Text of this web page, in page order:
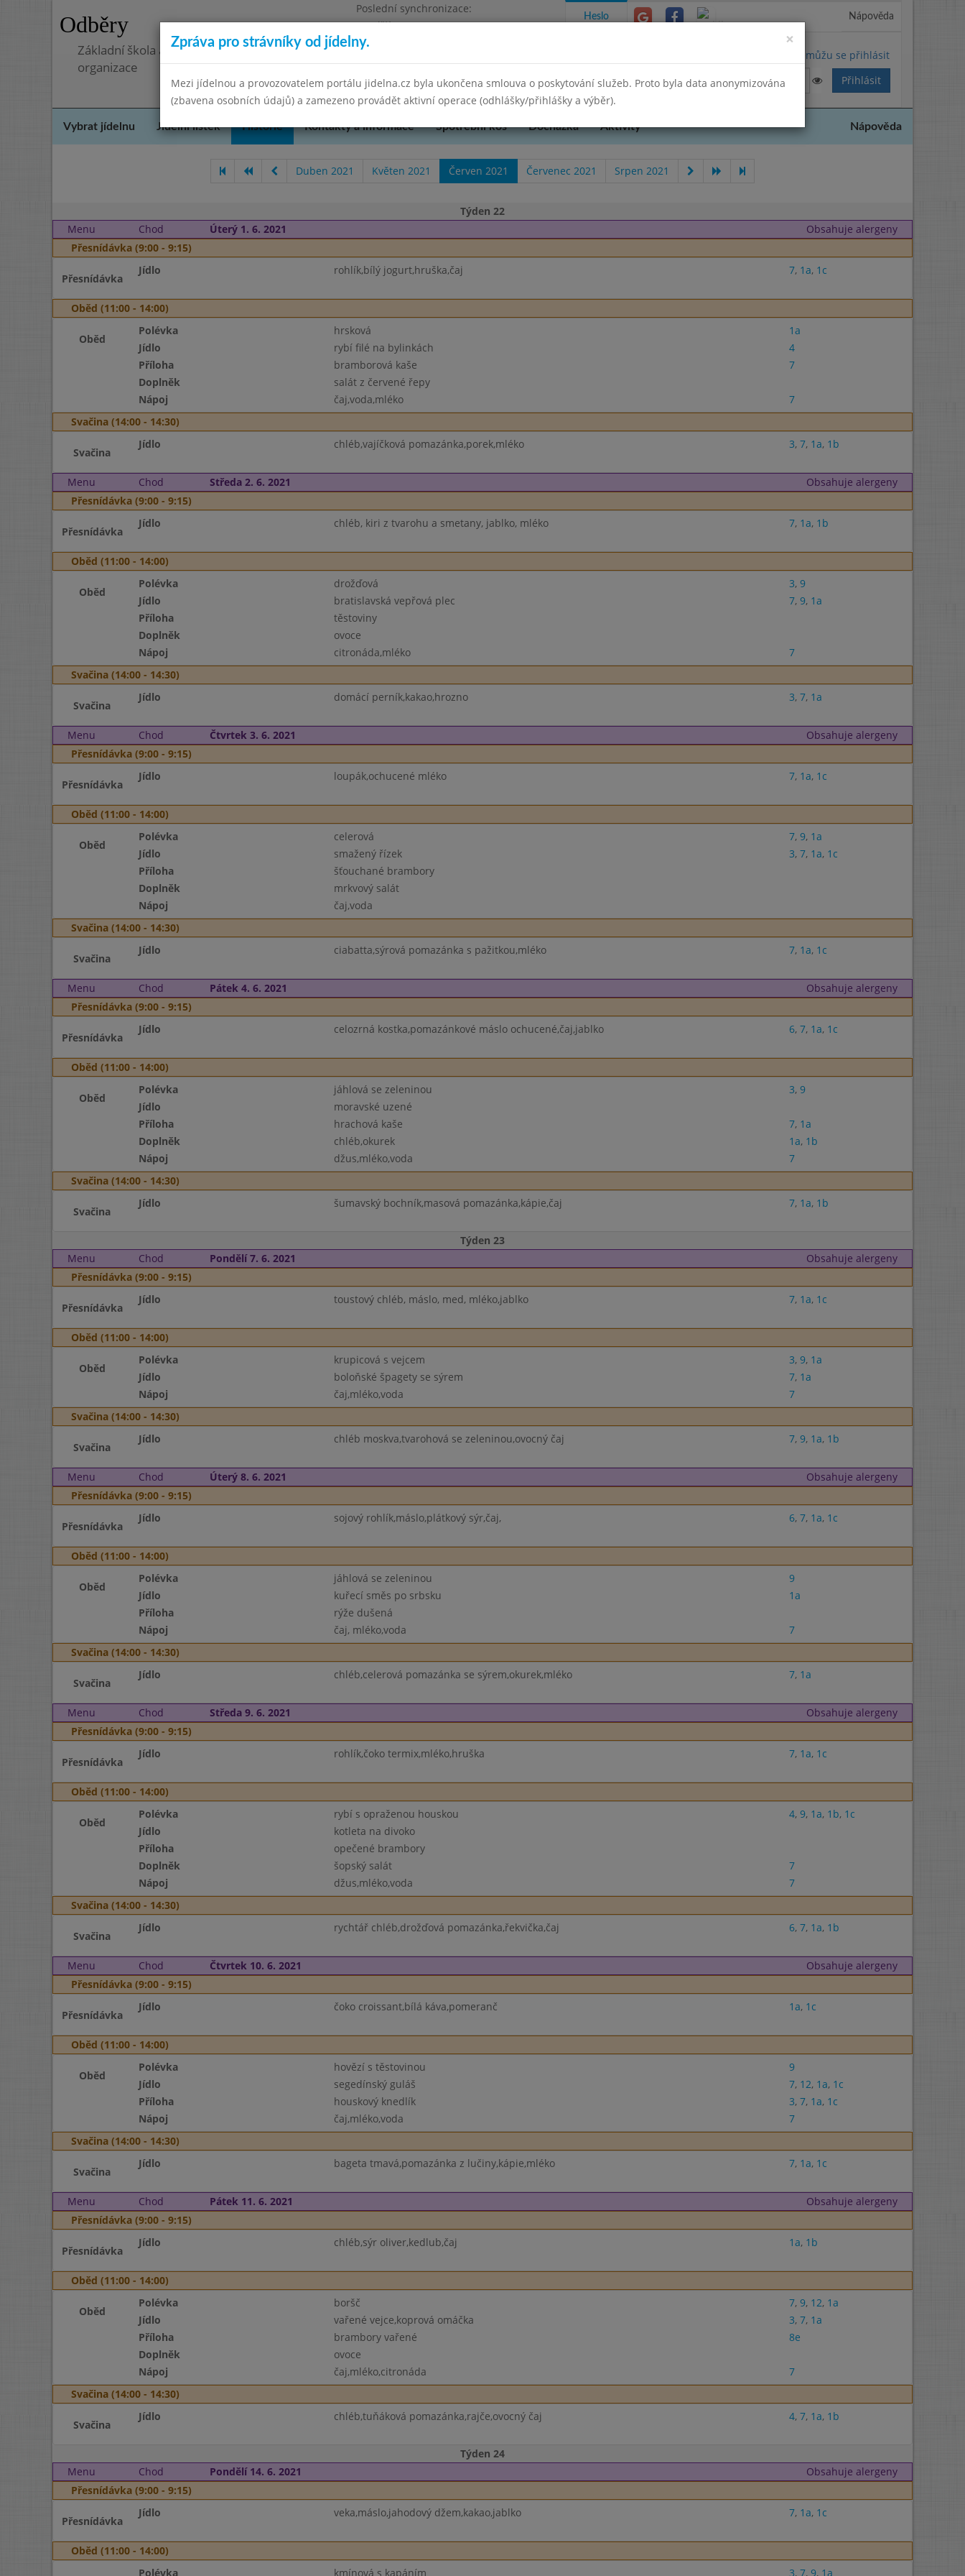
Odběry
Poslední synchronizace:
Pondělí 7.7.2025 9:58
Základní škola a mateřská škola, Pavlovice u Přerova, okres Přerov, příspěvková
organizace
Heslo Nápověda
Nemůžu se přihlásit
Vybrat jídelnu Jídelní lístek Historie Kontakty a informace Spotřební koš Docházka Aktivity Nápověda
Duben 2021 Květen 2021 Červen 2021 Červenec 2021 Srpen 2021
Týden 22
Menu
Chod Úterý 1. 6. 2021
Obsahuje alergeny
Přesnídávka (9:00 - 9:15)
Přesnídávka
Jídlo rohlík,bílý jogurt,hruška,čaj 7, 1a, 1c
Oběd (11:00 - 14:00)
Oběd
Polévka hrsková
1a
Jídlo
rybí filé na bylinkách
4
Příloha
bramborová kaše
7
Doplněk
salát z červené řepy
Nápoj
čaj,voda,mléko
7
Svačina (14:00 - 14:30)
Svačina
Jídlo chléb,vajíčková pomazánka,porek,mléko 3, 7, 1a, 1b
Menu Chod Středa 2. 6. 2021
Obsahuje alergeny
Přesnídávka (9:00 - 9:15)
Přesnídávka
Jídlo chléb, kiri z tvarohu a smetany, jablko, mléko 7, 1a, 1b
Oběd (11:00 - 14:00)
Oběd
Polévka drožďová 3, 9
Jídlo
bratislavská vepřová plec 7, 9, 1a
Příloha
těstoviny
Doplněk
ovoce
Nápoj
citronáda,mléko
7
Svačina (14:00 - 14:30)
Svačina
Jídlo domácí perník,kakao,hrozno 3, 7, 1a
Menu Chod Čtvrtek 3. 6. 2021
Obsahuje alergeny
Přesnídávka (9:00 - 9:15)
Přesnídávka
Jídlo loupák,ochucené mléko 7, 1a, 1c
Oběd (11:00 - 14:00)
Oběd
Polévka celerová 7, 9, 1a
Jídlo
smažený řízek 3, 7, 1a, 1c
Příloha
šťouchané brambory
Doplněk
mrkvový salát
Nápoj
čaj,voda
Svačina (14:00 - 14:30)
Svačina
Jídlo ciabatta,sýrová pomazánka s pažitkou,mléko 7, 1a, 1c
Menu Chod Pátek 4. 6. 2021
Obsahuje alergeny
Přesnídávka (9:00 - 9:15)
Přesnídávka
Jídlo celozrná kostka,pomazánkové máslo ochucené,čaj,jablko 6, 7, 1a, 1c
Oběd (11:00 - 14:00)
Oběd
Polévka jáhlová se zeleninou 3, 9
Jídlo
moravské uzené
Příloha
hrachová kaše 7, 1a
Doplněk
chléb,okurek 1a, 1b
Nápoj
džus,mléko,voda
7
Svačina (14:00 - 14:30)
Svačina
Jídlo šumavský bochník,masová pomazánka,kápie,čaj 7, 1a, 1b
Týden 23
Menu
Chod Pondělí 7. 6. 2021
Obsahuje alergeny
Přesnídávka (9:00 - 9:15)
Přesnídávka
Jídlo toustový chléb, máslo, med, mléko,jablko 7, 1a, 1c
Oběd (11:00 - 14:00)
Oběd
Polévka krupicová s vejcem 3, 9, 1a
Jídlo
boloňské špagety se sýrem 7, 1a
Nápoj
čaj,mléko,voda
7
Svačina (14:00 - 14:30)
Svačina
Jídlo chléb moskva,tvarohová se zeleninou,ovocný čaj 7, 9, 1a, 1b
Menu Chod Úterý 8. 6. 2021
Obsahuje alergeny
Přesnídávka (9:00 - 9:15)
Přesnídávka
Jídlo sojový rohlík,máslo,plátkový sýr,čaj, 6, 7, 1a, 1c
Oběd (11:00 - 14:00)
Oběd
Polévka jáhlová se zeleninou
9
Jídlo
kuřecí směs po srbsku
1a
Příloha
rýže dušená
Nápoj
čaj, mléko,voda
7
Svačina (14:00 - 14:30)
Svačina
Jídlo chléb,celerová pomazánka se sýrem,okurek,mléko 7, 1a
Menu Chod Středa 9. 6. 2021
Obsahuje alergeny
Přesnídávka (9:00 - 9:15)
Přesnídávka
Jídlo rohlík,čoko termix,mléko,hruška 7, 1a, 1c
Oběd (11:00 - 14:00)
Oběd
Polévka rybí s opraženou houskou 4, 9, 1a, 1b, 1c
Jídlo
kotleta na divoko
Příloha
opečené brambory
Doplněk
šopský salát
7
Nápoj
džus,mléko,voda
7
Svačina (14:00 - 14:30)
Svačina
Jídlo rychtář chléb,drožďová pomazánka,řekvička,čaj 6, 7, 1a, 1b
Menu Chod Čtvrtek 10. 6. 2021
Obsahuje alergeny
Přesnídávka (9:00 - 9:15)
Přesnídávka
Jídlo čoko croissant,bílá káva,pomeranč 1a, 1c
Oběd (11:00 - 14:00)
Oběd
Polévka hovězí s těstovinou
9
Jídlo
segedínský guláš 7, 12, 1a, 1c
Příloha
houskový knedlík 3, 7, 1a, 1c
Nápoj
čaj,mléko,voda
7
Svačina (14:00 - 14:30)
Svačina
Jídlo bageta tmavá,pomazánka z lučiny,kápie,mléko 7, 1a, 1c
Menu Chod Pátek 11. 6. 2021
Obsahuje alergeny
Přesnídávka (9:00 - 9:15)
Přesnídávka
Jídlo chléb,sýr oliver,kedlub,čaj 1a, 1b
Oběd (11:00 - 14:00)
Oběd
Polévka boršč 7, 9, 12, 1a
Jídlo
vařené vejce,koprová omáčka 3, 7, 1a
Příloha
brambory vařené
8e
Doplněk
ovoce
Nápoj
čaj,mléko,citronáda
7
Svačina (14:00 - 14:30)
Svačina
Jídlo chléb,tuňáková pomazánka,rajče,ovocný čaj 4, 7, 1a, 1b
Týden 24
Menu
Chod Pondělí 14. 6. 2021
Obsahuje alergeny
Přesnídávka (9:00 - 9:15)
Přesnídávka
Jídlo veka,máslo,jahodový džem,kakao,jablko 7, 1a, 1c
Oběd (11:00 - 14:00)
Polévka kmínová s kapáním 3, 7, 9, 1a
×
Zpráva pro strávníky od jídelny.
Mezi jídelnou a provozovatelem portálu jidelna.cz byla ukončena smlouva o poskytování služeb. Proto byla data anonymizována
(zbavena osobních údajů) a zamezeno provádět aktivní operace (odhlášky/přihlášky a výběr).